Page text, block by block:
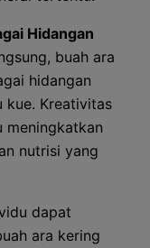
Hidangan
buah ara
hidangan
kue. Kreativitas
meningkatkan
nutrisi yang
dapat
ara kering